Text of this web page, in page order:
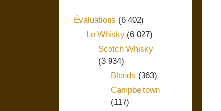
Évaluations (6 402)
Le Whisky(6 027)
Scotch Whisky
(3 934)
Blends (363)
Campbeltown
(117)